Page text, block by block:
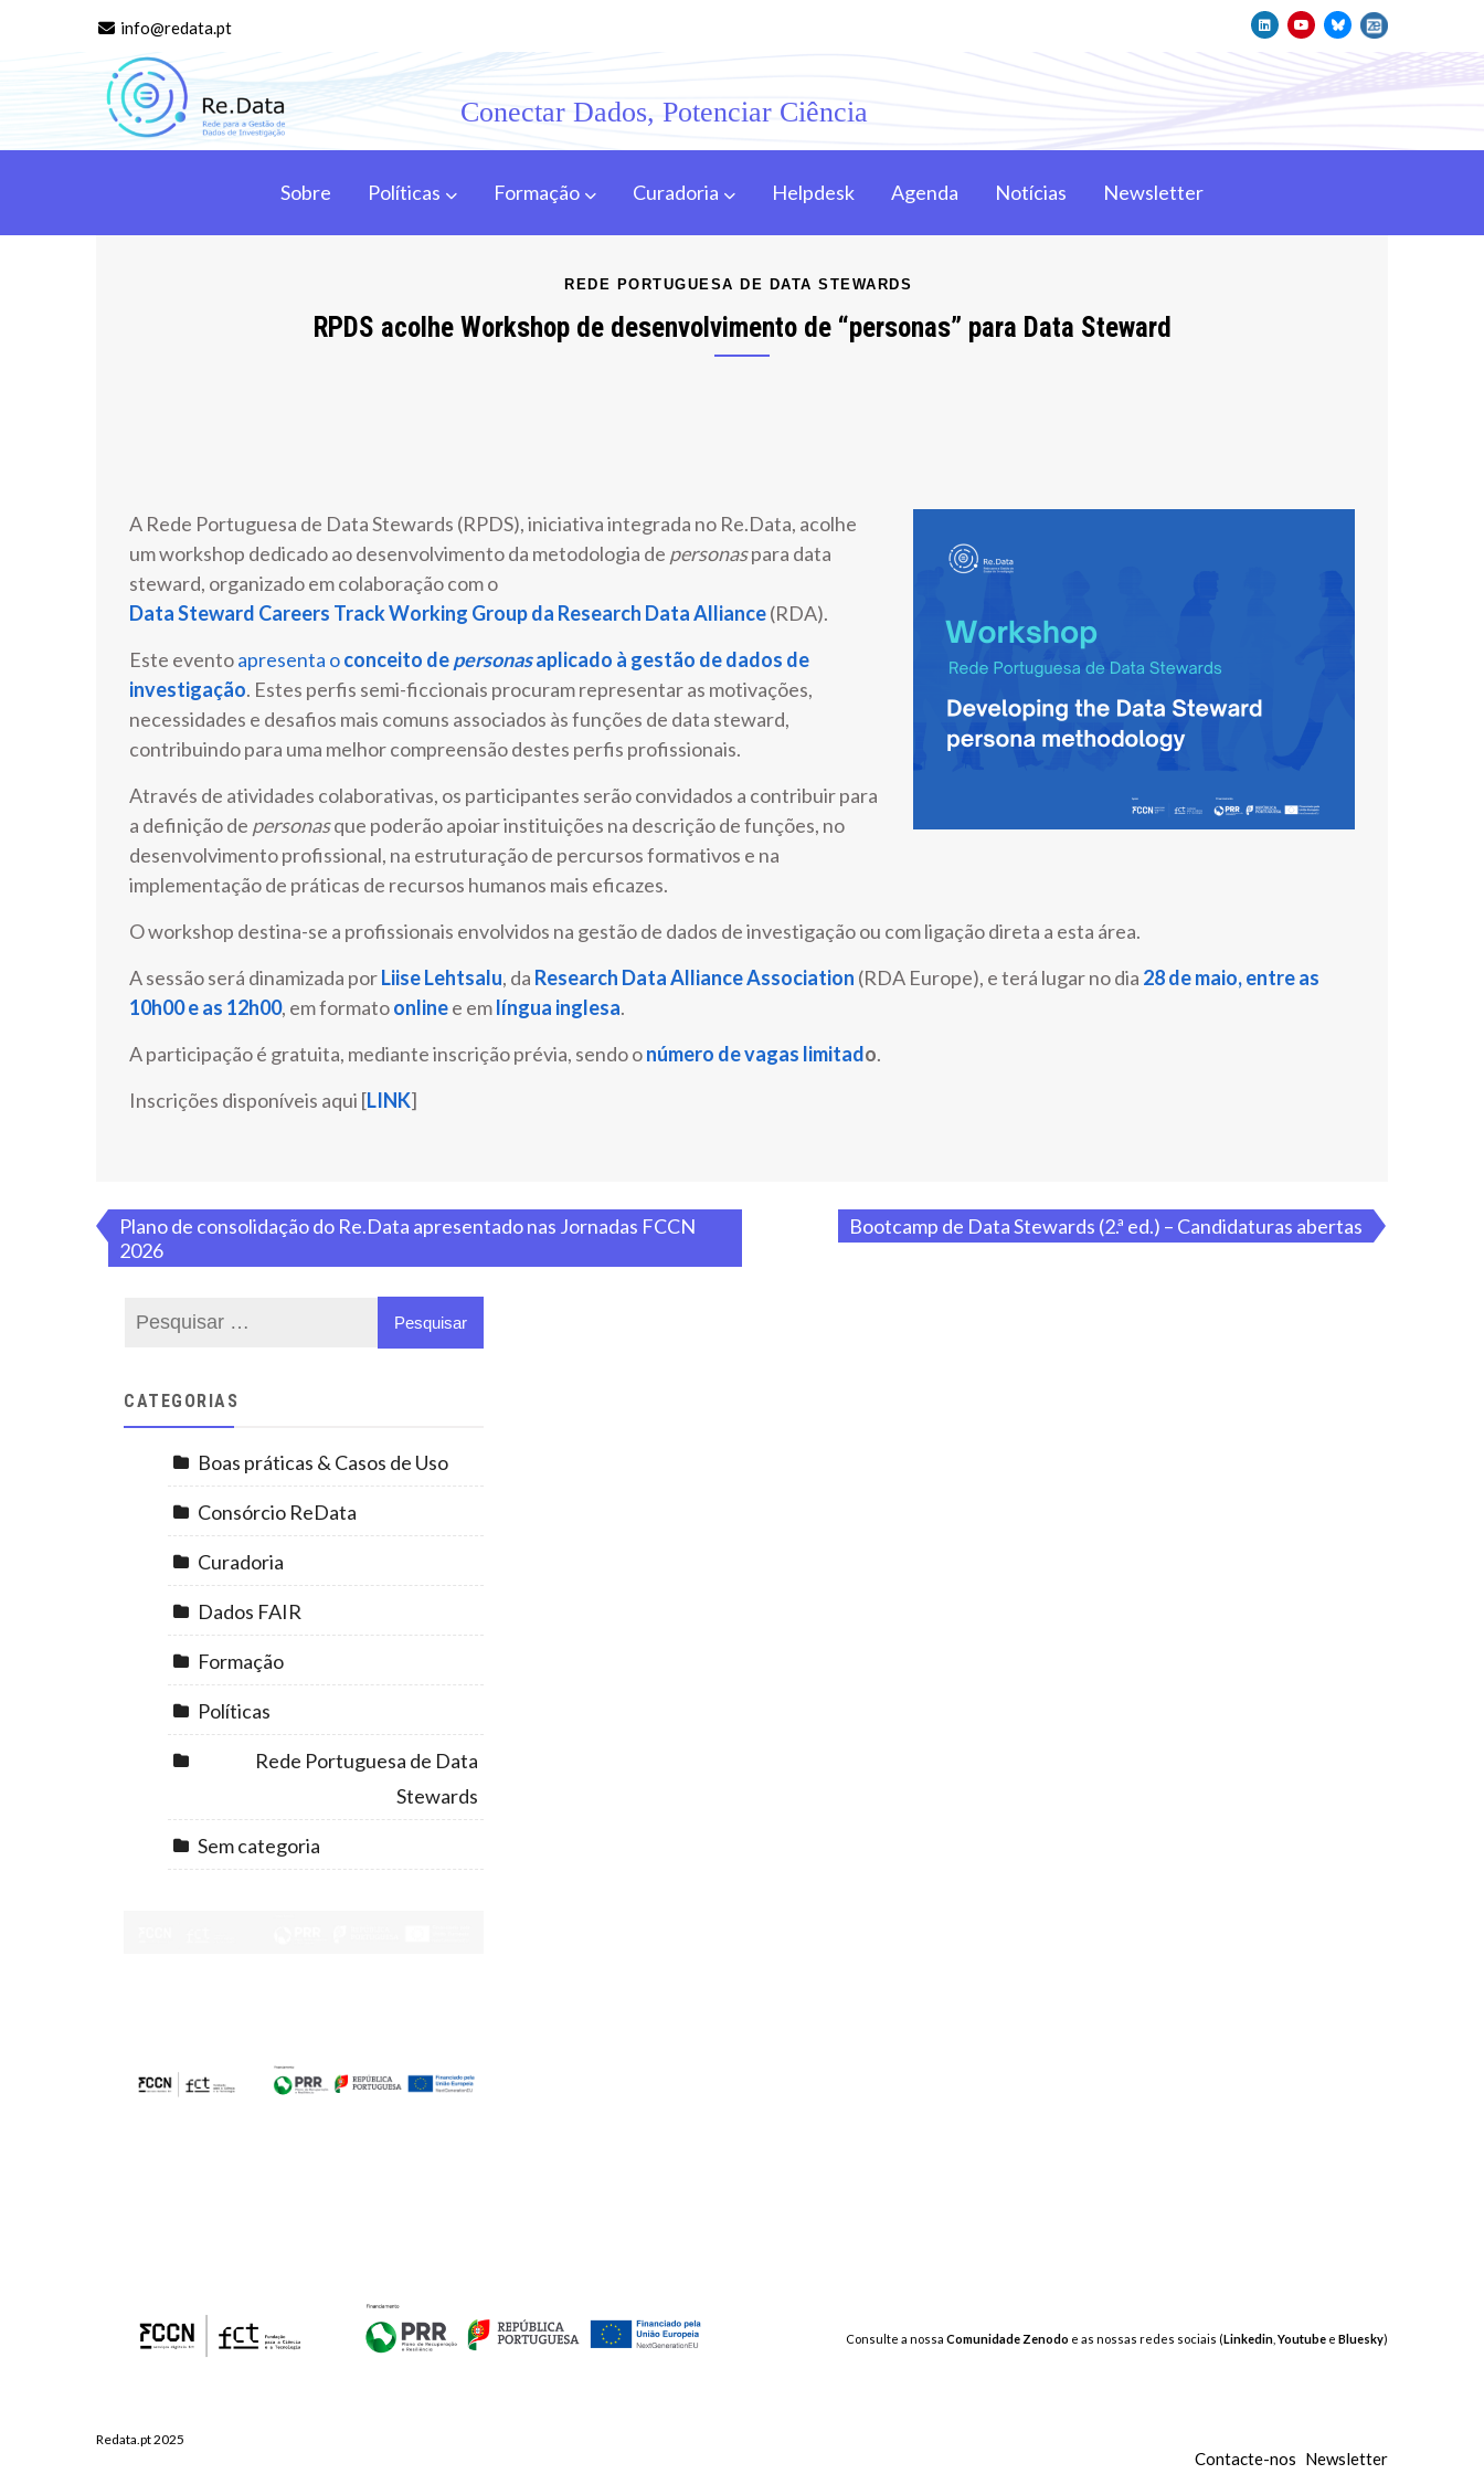
content
info@redata.pt
Conectar Dados, Potenciar Ciência
Sobre Políticas Formação Curadoria Helpdesk Agenda Notícias Newsletter
REDE PORTUGUESA DE DATA STEWARDS
RPDS acolhe Workshop de desenvolvimento de “personas” para Data Steward
A Rede Portuguesa de Data Stewards (RPDS), iniciativa integrada no Re.Data, acolhe
um workshop dedicado ao desenvolvimento da metodologia de personaspara data
steward, organizado em colaboração com o
Data Steward Careers Track Working Group da Research Data Alliance(RDA).
Este eventoapresenta oconceito depersonasaplicado à gestão de dados de
investigação. Estes perfis semi-ficcionais procuram representar as motivações,
necessidades e desafios mais comuns associados às funções de data steward,
contribuindo para uma melhor compreensão destes perfis profissionais.
Através de atividades colaborativas, os participantes serão convidados a contribuir para
a definição de personasque poderão apoiar instituições na descrição de funções, no
desenvolvimento profissional, na estruturação de percursos formativos e na
implementação de práticas de recursos humanos mais eficazes.
O workshop destina-se a profissionais envolvidos na gestão de dados de investigação ou com ligação direta a esta área.
A sessão será dinamizada porLiise Lehtsalu, da Research Data Alliance Association (RDA Europe), e terá lugar no dia 28 de maio, entre as
10h00 e as 12h00, em formatoonlinee emlíngua inglesa.
A participação é gratuita, mediante inscrição prévia, sendo onúmero de vagas limitado.
Inscrições disponíveis aqui [LINK]
Navegação
de
artigos
Plano de consolidação do ​Re.Data apresentado nas Jornadas FCCN
2026
Bootcamp de Data Stewards (2.ª ed.) – Candidaturas abertas
CATEGORIAS
Boas práticas & Casos de Uso
Consórcio ReData
Curadoria
Dados FAIR
Formação
Políticas
Rede Portuguesa de Data
Stewards
Sem categoria
Consulte a nossa Comunidade Zenodo e as nossas redes sociais (Linkedin, Youtubee Bluesky)
Redata.pt 2025
Contacte-nos Newsletter